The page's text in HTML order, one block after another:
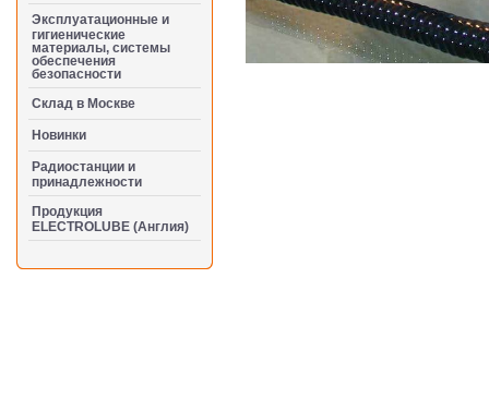
Эксплуатационные и
гигиенические
материалы, системы
обеспечения
безопасности
Cклад в Москве
Новинки
Радиостанции и
принадлежности
Продукция
ELECTROLUBE (Англия)